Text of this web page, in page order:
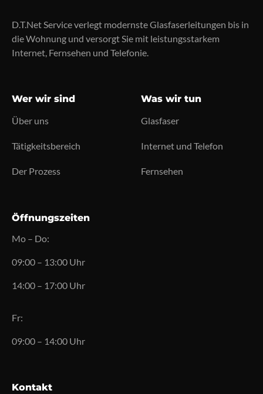
D.T.Net Service verlegt modernste Glasfaserleitungen bis in
die Wohnung und versorgt Sie mit leistungsstarkem
Internet, Fernsehen und Telefonie.
Wer wir sind
Über uns
Tätigkeitsbereich
Der Prozess
Was wir tun
Glasfaser
Internet und Telefon
Fernsehen
Öffnungszeiten
Mo – Do:
09:00 – 13:00 Uhr
14:00 – 17:00 Uhr
Fr:
09:00 – 14:00 Uhr
Kontakt